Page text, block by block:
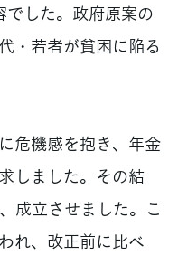
した。政府原案の
・若者が貧困に陥る
危機感を抱き、年金
しました。その結
成立させました。こ
れ、改正前に比べ